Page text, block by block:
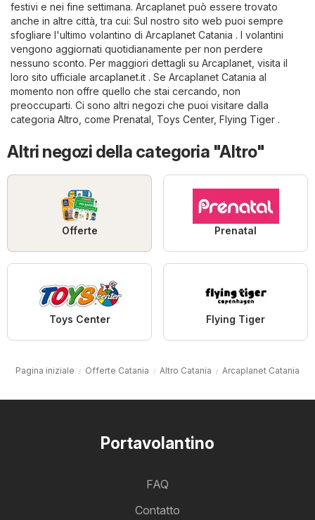
festivi e nei fine settimana. Arcaplanet può essere trovato
anche in altre città, tra cui: Sul nostro sito web puoi sempre
sfogliare l'ultimo volantino di Arcaplanet Catania . I volantini
vengono aggiornati quotidianamente per non perdere
nessuno sconto. Per maggiori dettagli su Arcaplanet, visita il
loro sito ufficiale arcaplanet.it . Se Arcaplanet Catania al
momento non offre quello che stai cercando, non
preoccuparti. Ci sono altri negozi che puoi visitare dalla
categoria Altro , come Prenatal Toys Center, Flying Tiger .
Altri negozi della categoria "Altro"
Offerte Prenatal
Toys Center Flying Tiger
Pagina iniziale Offerte Catania Altro Catania Arcaplanet Catania
Portavolantino
FAQ
Contatto